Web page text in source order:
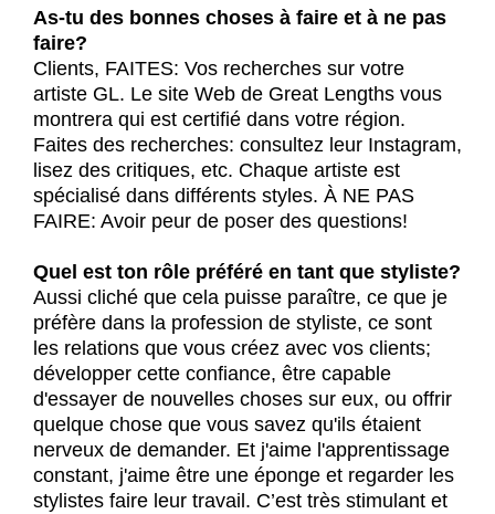
As-tu des bonnes choses à faire et à ne pas
faire?
Clients, FAITES: Vos recherches sur votre
artiste GL. Le site Web de Great Lengths vous
montrera qui est certifié dans votre région.
Faites des recherches: consultez leur Instagram,
lisez des critiques, etc. Chaque artiste est
spécialisé dans différents styles. À NE PAS
FAIRE: Avoir peur de poser des questions!
Quel est ton rôle préféré en tant que styliste?
Aussi cliché que cela puisse paraître, ce que je
préfère dans la profession de styliste, ce sont
les relations que vous créez avec vos clients;
développer cette confiance, être capable
d'essayer de nouvelles choses sur eux, ou offrir
quelque chose que vous savez qu'ils étaient
nerveux de demander. Et j'aime l'apprentissage
constant, j'aime être une éponge et regarder les
stylistes faire leur travail. C’est très stimulant et